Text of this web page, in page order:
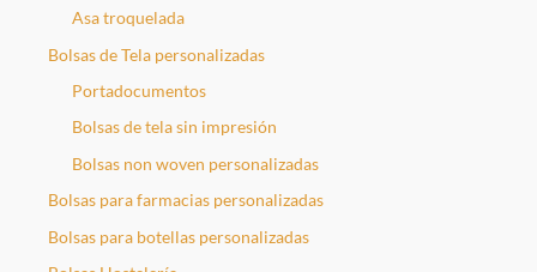
Asa troquelada
Bolsas de Tela personalizadas
Portadocumentos
Bolsas de tela sin impresión
Bolsas non woven personalizadas
Bolsas para farmacias personalizadas
Bolsas para botellas personalizadas